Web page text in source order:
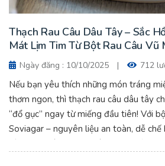
Thạch Rau Câu Dâu Tây – Sắc
Mát Lịm Tim Từ Bột Rau Câu Vũ
Ngày đăng : 10/10/2025 | 712
Nếu bạn yêu thích những món tráng
thơm ngon, thì thạch rau câu dâu tây
“đổ gục” ngay từ miếng đầu tiên! Với
Soviagar – nguyên liệu an toàn, dễ
dàng tạo nên những viên thạch hồng